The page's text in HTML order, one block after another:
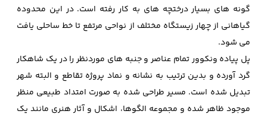
گونه های بسیار درختچه های به کار رفته است. در این محدوده
گیاهانی از چهار زیستگاه مختلف از نواحی مرتفع تا خط ساحلی یافت
می شود.
پل پیاده ونکوور تمام عناصر و جنبه ‌های موردنظر را در یک شاهکار
گرد آورده و بدین ترتیب به نشانه و نماد پروژه تقاطع و البته شهر
تبدیل شده است. مسیر طراحی شده به صورت امتداد طبیعی منظر
موجود ظاهر شده و مجموعه الگوها، اشکال و آثار هنری مانند یک